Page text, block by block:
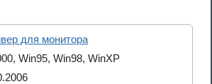
для монитора
Win95, Win98, WinXP